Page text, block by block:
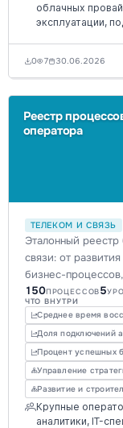
облачных
эксплуатации,
0 7 30.06.2026
Реестр
оператора
ТЕЛЕКОМ И СВЯЗЬ
Эталонный
связи: от
бизнес-
оптимизации,
работы с Storm
150ПРОЦЕССОВ5
ЧТО ВНУТРИ
Среднее время
Доля подключений
Процент успешных
Управление
Развитие и
Крупные
аналитики, IT-